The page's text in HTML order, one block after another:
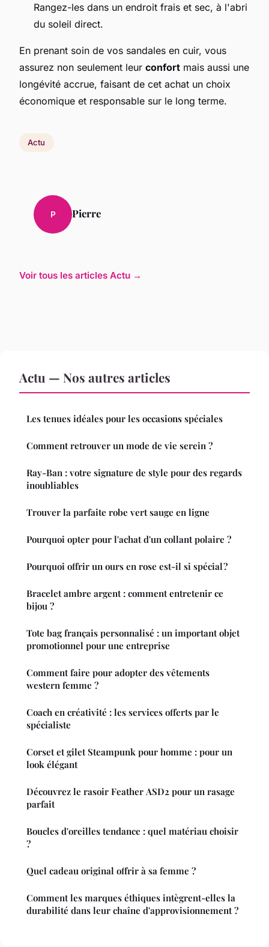
Rangez-les dans un endroit frais et sec, à l'abri
du soleil direct.
En prenant soin de vos sandales en cuir, vous
assurez non seulement leur confort mais aussi une
longévité accrue, faisant de cet achat un choix
économique et responsable sur le long terme.
Actu
P Pierre
Voir tous les articles Actu →
Actu — Nos autres articles
Les tenues idéales pour les occasions spéciales
Comment retrouver un mode de vie serein ?
Ray-Ban : votre signature de style pour des regards
inoubliables
Trouver la parfaite robe vert sauge en ligne
Pourquoi opter pour l'achat d'un collant polaire ?
Pourquoi offrir un ours en rose est-il si spécial ?
Bracelet ambre argent : comment entretenir ce
bijou ?
Tote bag français personnalisé : un important objet
promotionnel pour une entreprise
Comment faire pour adopter des vêtements
western femme ?
Coach en créativité : les services offerts par le
spécialiste
Corset et gilet Steampunk pour homme : pour un
look élégant
Découvrez le rasoir Feather ASD2 pour un rasage
parfait
Boucles d'oreilles tendance : quel matériau choisir
?
Quel cadeau original offrir à sa femme ?
Comment les marques éthiques intègrent-elles la
durabilité dans leur chaîne d'approvisionnement ?